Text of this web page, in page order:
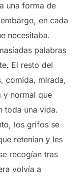
una forma de
en cada
necesitaba.
palabras
El resto del
comida, mirada,
y normal que
toda una vida.
los grifos se
retenían y les
recogían tras
volvía a